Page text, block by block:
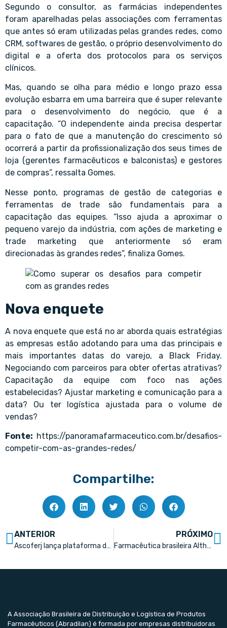
Segundo o consultor, as farmácias independentes
foram aparelhadas pelas associações com ferramentas
que antes só eram utilizadas pelas grandes redes, como
CRM, softwares de gestão, o próprio desenvolvimento do
digital e a oferta dos protocolos para os serviços
clínicos.
Mas, quando se olha para médio e longo prazo essa
evolução esbarra em uma barreira que é super relevante
para o desenvolvimento do negócio, que é a
capacitação. “O independente ainda precisa despertar
para o fato de que a manutenção do crescimento só
ocorrerá a partir da profissionalização dos seus times de
loja (gerentes farmacêuticos e balconistas) e gestores
de compras”, ressalta Gomes.
Nesse ponto, programas de gestão de categorias e
ferramentas de trade são fundamentais para a
capacitação das equipes. “Isso ajuda a aproximar o
pequeno varejo da indústria, com ações de marketing e
trade marketing que anteriormente só eram
direcionadas às grandes redes”, finaliza Gomes.
Nova enquete
A nova enquete que está no ar aborda quais estratégias
as empresas estão adotando para uma das principais e
mais importantes datas do varejo, a Black Friday.
Negociando com parceiros para obter ofertas atrativas?
Capacitação da equipe com foco nas ações
estabelecidas? Ajustar marketing e comunicação para a
data? Ou ter logística ajustada para o volume de
vendas?
Fonte: https://panoramafarmaceutico.com.br/desafios-
competir-com-as-grandes-redes/
Compartilhe:
ANTERIOR
Ascoferj lança plataforma de vagas para o varejo farmacêutico
PRÓXIMO
Farmacêutica brasileira Althaia instalará fábrica em Minas Gerais
A Associação Brasileira de Distribuição e Logística de Produtos
Farmacêuticos (Abradilan) é formada por empresas distribuidoras